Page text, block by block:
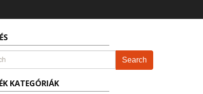
Search
KATEGÓRIÁK